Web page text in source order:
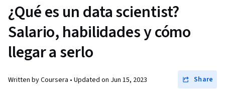
¿Qué es un data scientist?
Salario, habilidades y cómo
llegar a serlo
Written by Coursera • Updated on Jun 15, 2023 Share